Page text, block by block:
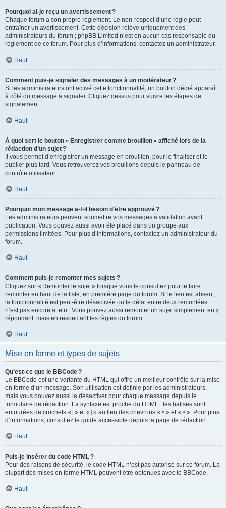
Pourquoi ai-je reçu un avertissement ?
Chaque forum a son propre règlement. Le non-respect d’une règle peut
entraîner un avertissement. Cette décision relève uniquement des
administrateurs du forum ; phpBB Limited n’est en aucun cas responsable du
règlement de ce forum. Pour plus d’informations, contactez un administrateur.
Haut
Comment puis-je signaler des messages à un modérateur ?
Si les administrateurs ont activé cette fonctionnalité, un bouton dédié apparaît
à côté du message à signaler. Cliquez dessus pour suivre les étapes de
signalement.
Haut
À quoi sert le bouton « Enregistrer comme brouillon » affiché lors de la
rédaction d’un sujet ?
Il vous permet d’enregistrer un message en brouillon, pour le finaliser et le
publier plus tard. Vous retrouverez vos brouillons depuis le panneau de
contrôle utilisateur.
Haut
Pourquoi mon message a-t-il besoin d’être approuvé ?
Les administrateurs peuvent soumettre vos messages à validation avant
publication. Vous pouvez aussi avoir été placé dans un groupe aux
permissions limitées. Pour plus d’informations, contactez un administrateur du
forum.
Haut
Comment puis-je remonter mes sujets ?
Cliquez sur « Remonter le sujet » lorsque vous le consultez pour le faire
remonter en haut de la liste, en première page du forum. Si le lien est absent,
la fonctionnalité est peut-être désactivée ou le délai entre deux remontées
n’est pas encore atteint. Vous pouvez aussi remonter un sujet simplement en y
répondant, mais en respectant les règles du forum.
Haut
Mise en forme et types de sujets
Qu’est-ce que le BBCode ?
Le BBCode est une variante du HTML qui offre un meilleur contrôle sur la mise
en forme d’un message. Son utilisation est définie par les administrateurs,
mais vous pouvez aussi la désactiver pour chaque message depuis le
formulaire de rédaction. La syntaxe est proche du HTML : les balises sont
entourées de crochets « [ » et « ] » au lieu des chevrons « < » et « > ». Pour plus
d’informations, consultez le guide accessible depuis la page de rédaction.
Haut
Puis-je insérer du code HTML ?
Pour des raisons de sécurité, le code HTML n’est pas autorisé sur ce forum. La
plupart des mises en forme HTML peuvent être obtenues avec le BBCode.
Haut